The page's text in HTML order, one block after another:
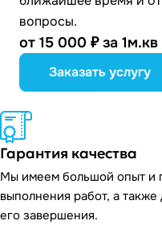
вопросы.
от 15 000 ₽ за 1м.кв
Заказать услугу
Гарантия качества
Мы имеем большой опыт и
выполнения работ, а
его завершения.